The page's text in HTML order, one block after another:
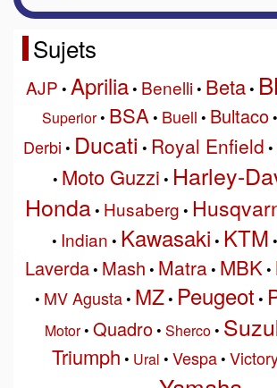
Sujets
AJP • Aprilia• Benelli• Beta•
Superior• BSA• Buell • Bultaco•
Derbi • Ducati • Royal Enfield •
• Moto Guzzi • Harley-
Honda• Husaberg •
• Indian • Kawasaki • KTM •
Laverda• Mash • Matra• MBK•
• MV Agusta• MZ• Peugeot •
Motor• Quadro• Sherco•
Triumph • Ural • Vespa•